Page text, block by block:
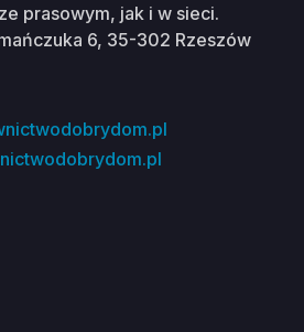
prasowym, jak i w sieci.
6, 35-302 Rzeszów